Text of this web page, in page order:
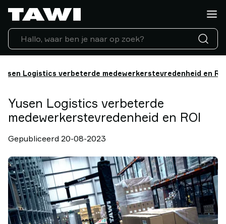
Logistics verbeterde medewerkerstevredenheid en
Yusen Logistics verbeterde
medewerkerstevredenheid en ROI
Gepubliceerd 20-08-2023
Wat
wilt
u
tillen?
Tilhulpen
ondersteuning
Referenties
Lifting
Insights
contact
op
Waarom
TAWI